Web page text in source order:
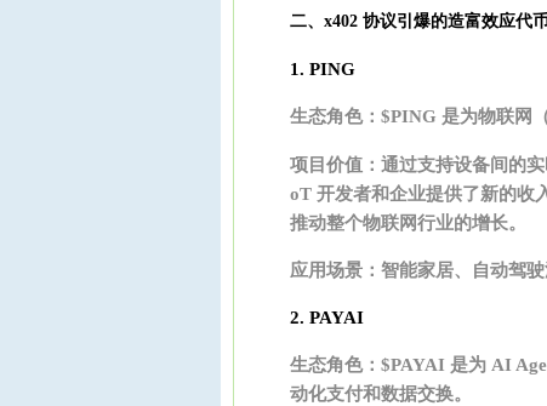
二、x402 协议引爆的造富效应代
1. PING
生态角色：$PING 是为物联网
项目价值：通过支持设备间的
oT 开发者和企业提供了新的收
推动整个物联网行业的增长。
应用场景：智能家居、自动驾驶
2. PAYAI
生态角色：$PAYAI 是为 AI
动化支付和数据交换。